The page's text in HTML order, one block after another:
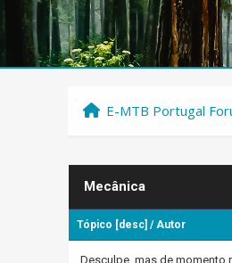
E-MTB Portugal
Mecânica
Tópico [desc] /Autor
Desculpe, mas de momento